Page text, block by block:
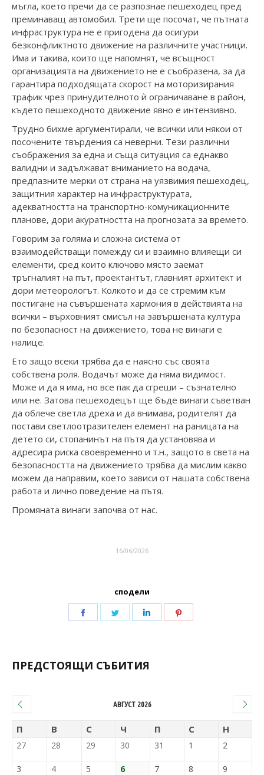
мъгла, което пречи да се разпознае пешеходец пред
преминаващ автомобил. Трети ще посочат, че пътната
инфраструктура не е пригодена да осигури
безконфликтното движение на различните участници.
Има и такива, които ще напомнят, че всъщност
организацията на движението не е съобразена, за да
гарантира подходящата скорост на моторизирания
трафик чрез принудителното ѝ ограничаване в район,
където пешеходното движение явно е интензивно.
Трудно бихме аргументирали, че всички или някои от
посочените твърдения са неверни. Тези различни
съображения за една и съща ситуация са еднакво
валидни и задължават вниманието на водача,
предпазните мерки от страна на уязвимия пешеходец,
защитния характер на инфраструктурата,
адекватността на транспортно-комуникационните
планове, дори акуратността на прогнозата за времето.
Говорим за голяма и сложна система от
взаимодействащи помежду си и взаимно влияещи си
елементи, сред които ключово място заемат
тръгналият на път, проектантът, главният архитект и
дори метеорологът. Колкото и да се стремим към
постигане на съвършената хармония в действията на
всички – върховният смисъл на завършената култура
по безопасност на движението, това не винаги е
налице.
Ето защо всеки трябва да е наясно със своята
собствена роля. Водачът може да няма видимост.
Може и да я има, но все пак да сгреши – съзнателно
или не. Затова пешеходецът ще бъде винаги съветван
да облече светла дреха и да внимава, родителят да
постави светлоотразителен елемент на раницата на
детето си, стопанинът на пътя да установява и
адресира риска своевременно и т.н., защото в света на
безопасността на движението трябва да мислим какво
можем да направим, което зависи от нашата собствена
работа и лично поведение на пътя.
Промяната винаги започва от нас.
16/06/2026
сподели
ПРЕДСТОЯЩИ СЪБИТИЯ
АВГУСТ 2026
П В С Ч П С Н
27 28 29 30 31 1 2
3 4 5 6 7 8 9